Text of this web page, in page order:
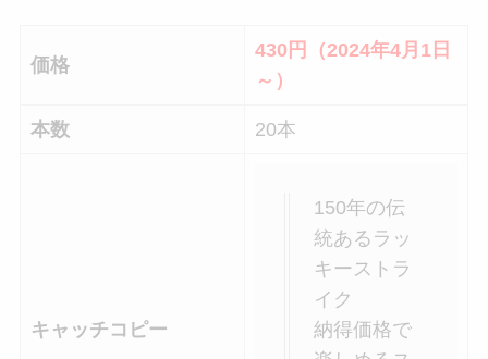
価格
430円（2024年4月1日
～）
本数 20本
キャッチコピー
150年の伝
統あるラッ
キーストラ
イク​
納得価格で